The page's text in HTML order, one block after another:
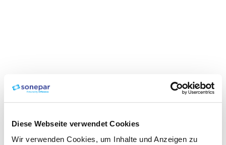
Diese Webseite verwendet Cookies
Wir verwenden Cookies, um Inhalte und Anzeigen zu